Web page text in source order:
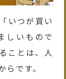
いつが買い
しいもので
ことは、人
です。